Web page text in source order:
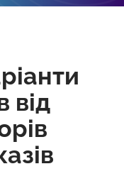
від